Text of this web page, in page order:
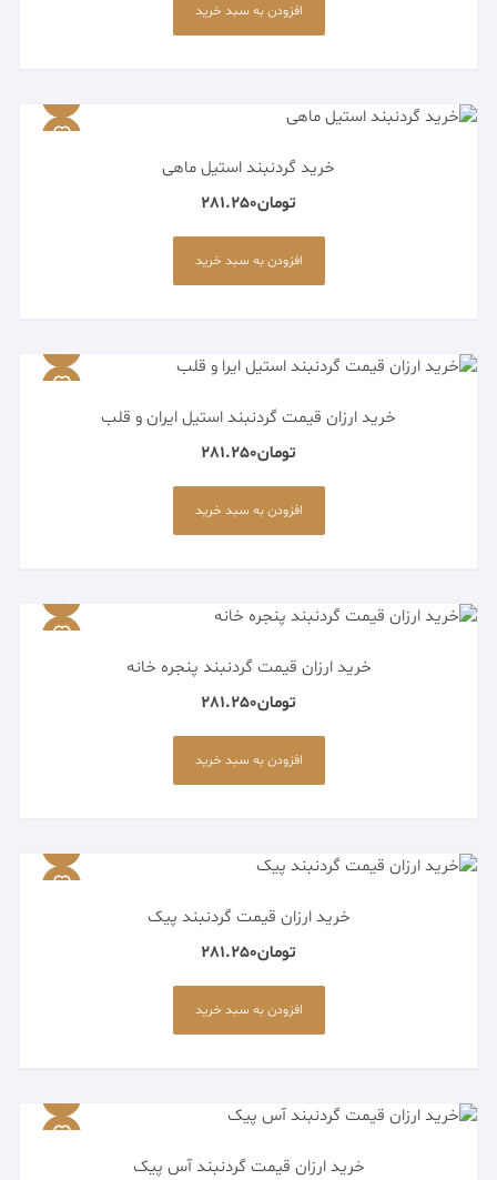
افزودن به سبد خرید
خرید گردنبند استیل ماهی
تومان281.250
افزودن به سبد خرید
خرید ارزان قیمت گردنبند استیل ایران و قلب
تومان281.250
افزودن به سبد خرید
خرید ارزان قیمت گردنبند پنجره خانه
تومان281.250
افزودن به سبد خرید
خرید ارزان قیمت گردنبند پیک
تومان281.250
افزودن به سبد خرید
خرید ارزان قیمت گردنبند آس پیک